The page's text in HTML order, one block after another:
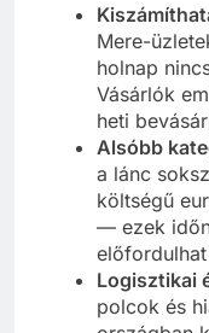
Mere-
holnap
Vásárlók
heti
Alsóbb
a lánc
költségű
— ezek
Logisztikai
polcok és